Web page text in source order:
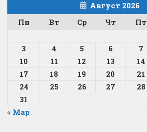
Август 2026
Пн
Вт Ср Чт Пт
3
4 5 6 7
10
11 12 13 14
17
18 19 20 21
24
25 26 27 28
31
« Мар